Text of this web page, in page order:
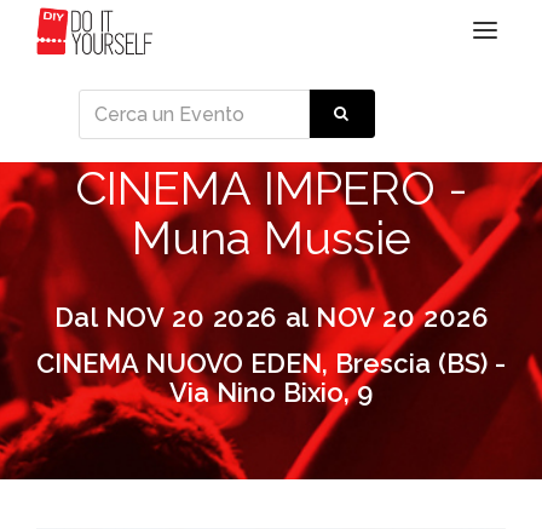
Toggle
CINEMA IMPERO -
Muna Mussie
Dal NOV 20 2026 al NOV 20 2026
CINEMA NUOVO EDEN, Brescia (BS) -
Via Nino Bixio, 9